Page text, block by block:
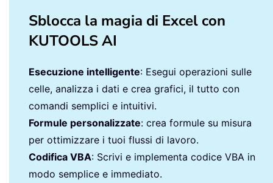
Sblocca la magia di Excel con
KUTOOLS AI
Esecuzione intelligente: Esegui operazioni sulle
celle, analizza i dati e crea grafici, il tutto con
comandi semplici e intuitivi.
Formule personalizzate: crea formule su misura
per ottimizzare i tuoi flussi di lavoro.
Codifica VBA: Scrivi e implementa codice VBA in
modo semplice e immediato.